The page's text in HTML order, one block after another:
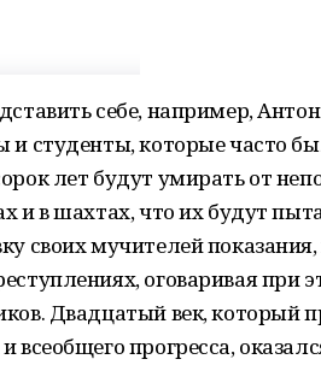
себе, например,
и студенты, которые часто
лет будут умирать от
и в шахтах, что их будут
своих мучителей
оговаривая при
Двадцатый век, который
всеобщего прогресса,